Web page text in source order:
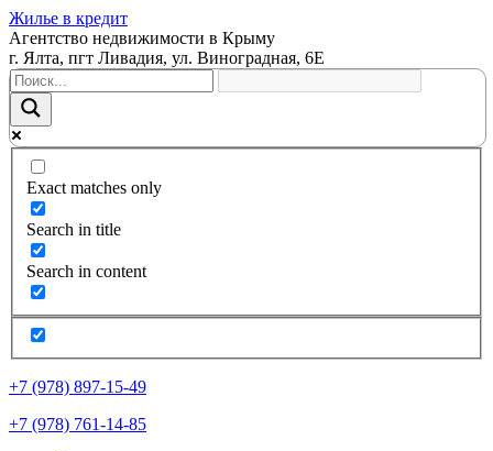
Жилье в кредит
Агентство недвижимости в Крыму
г. Ялта, пгт Ливадия, ул. Виноградная, 6Е
Exact matches only
Search in title
Search in content
+7 (978) 897-15-49
+7 (978) 761-14-85